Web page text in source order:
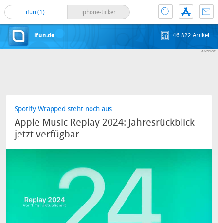
ifun (1) iphone-ticker
ifun.de 46 822 Artikel
Spotify Wrapped steht noch aus
Apple Music Replay 2024: Jahresrückblick
jetzt verfügbar